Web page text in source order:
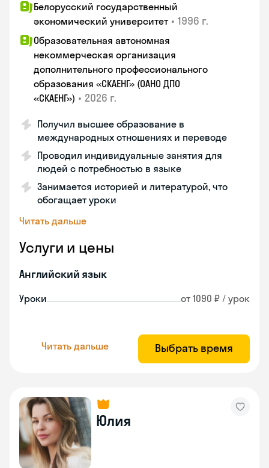
Белорусский государственный
экономический университет • 1996 г.
Образовательная автономная
некоммерческая организация
дополнительного профессионального
образования «СКАЕНГ» (ОАНО ДПО
«СКАЕНГ») • 2026 г.
Получил высшее образование в
международных отношениях и переводе
Проводил индивидуальные занятия для
людей с потребностью в языке
Занимается историей и литературой, что
обогащает уроки
Читать дальше
Услуги и цены
Английский язык
Уроки от 1090 ₽ / урок
Читать дальше Выбрать время
Юлия